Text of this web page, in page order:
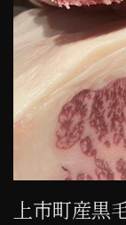
上市町産黒